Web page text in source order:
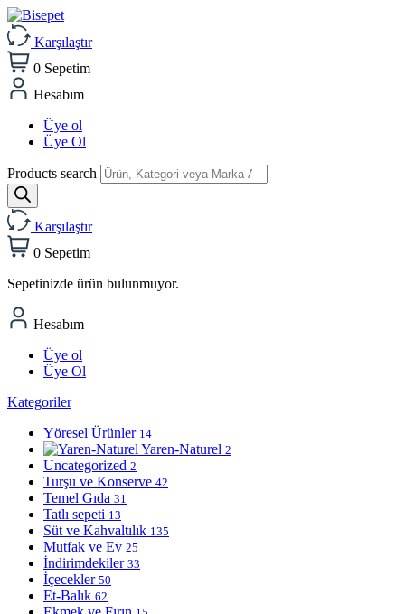
Karşılaştır
0 Sepetim
Hesabım
Üye ol
Üye Ol
Products search
Karşılaştır
0 Sepetim
Sepetinizde ürün bulunmuyor.
Hesabım
Üye ol
Üye Ol
Kategoriler
Yöresel Ürünler 14
Yaren-Naturel 2
Uncategorized 2
Turşu ve Konserve 42
Temel Gıda 31
Tatlı sepeti 13
Süt ve Kahvaltılık 135
Mutfak ve Ev 25
İndirimdekiler 33
İçecekler 50
Et-Balık 62